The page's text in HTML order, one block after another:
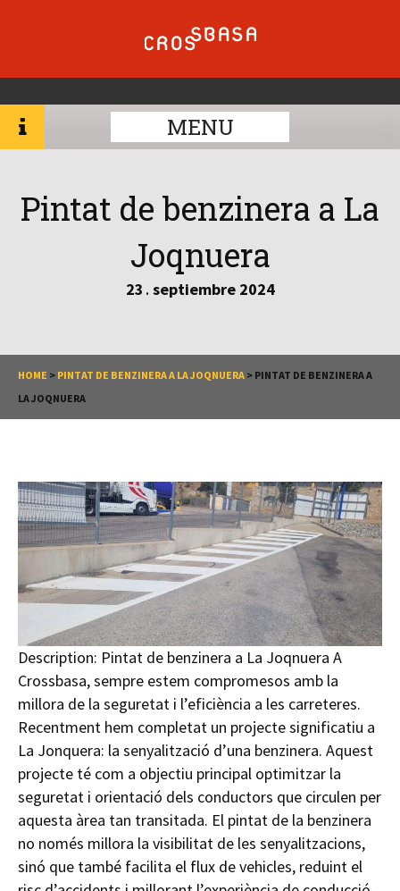
MENU
Pintat de benzinera a La
Joqnuera
23 . septiembre 2024
HOME > PINTAT DE BENZINERA A LA JOQNUERA > PINTAT DE BENZINERA A
LA JOQNUERA
Description: Pintat de benzinera a La Joqnuera A
Crossbasa, sempre estem compromesos amb la
millora de la seguretat i l’eficiència a les carreteres.
Recentment hem completat un projecte significatiu a
La Jonquera: la senyalització d’una benzinera. Aquest
projecte té com a objectiu principal optimitzar la
seguretat i orientació dels conductors que circulen per
aquesta àrea tan transitada. El pintat de la benzinera
no només millora la visibilitat de les senyalitzacions,
sinó que també facilita el flux de vehicles, reduint el